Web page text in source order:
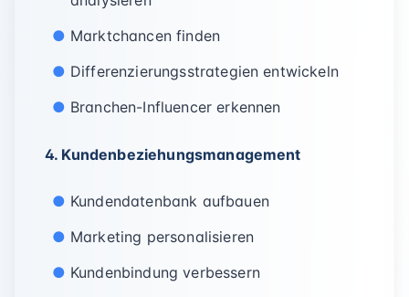
Marktchancen finden
Differenzierungsstrategien entwickeln
Branchen-Influencer erkennen
4. Kundenbeziehungsmanagement
Kundendatenbank aufbauen
Marketing personalisieren
Kundenbindung verbessern